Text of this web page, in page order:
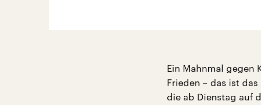
Ein Mahnmal gegen
Frieden – das ist
die ab Dienstag auf